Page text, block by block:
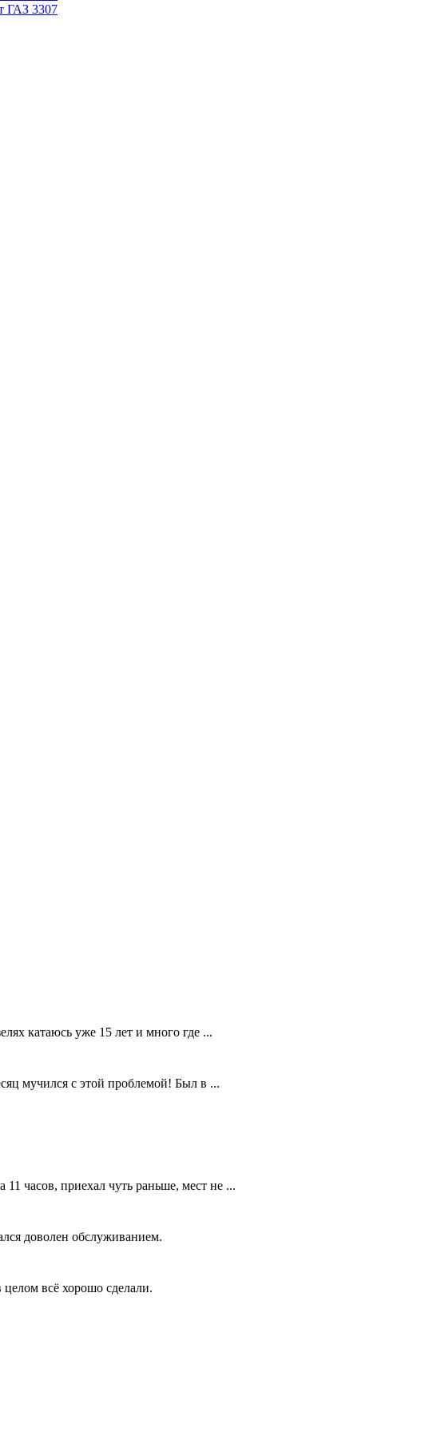
ГАЗ 3307
катаюсь уже 15 лет и много где ...
мучился с этой проблемой! Был в ...
часов, приехал чуть раньше, мест не ...
доволен обслуживанием.
всё хорошо сделали.